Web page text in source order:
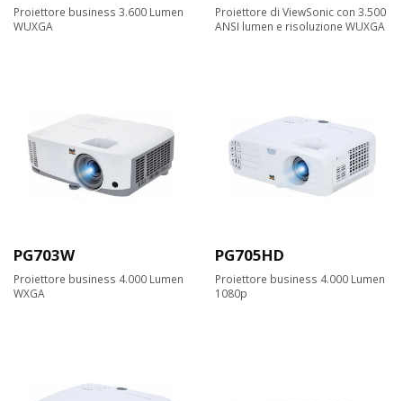
Proiettore business 3.600 Lumen
WUXGA
Proiettore di ViewSonic con 3.500
ANSI lumen e risoluzione WUXGA
PG703W
Proiettore business 4.000 Lumen
WXGA
PG705HD
Proiettore business 4.000 Lumen
1080p